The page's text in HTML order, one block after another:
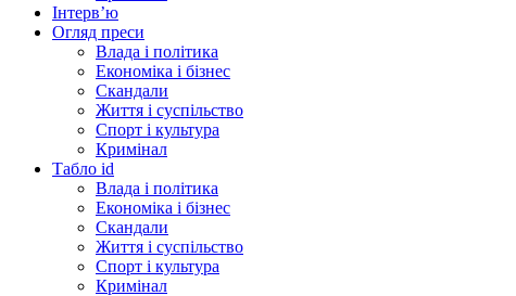
Інтерв’ю
Огляд преси
Влада і політика
Економіка і бізнес
Скандали
Життя і суспільство
Спорт і культура
Кримінал
Табло id
Влада і політика
Економіка і бізнес
Скандали
Життя і суспільство
Спорт і культура
Кримінал